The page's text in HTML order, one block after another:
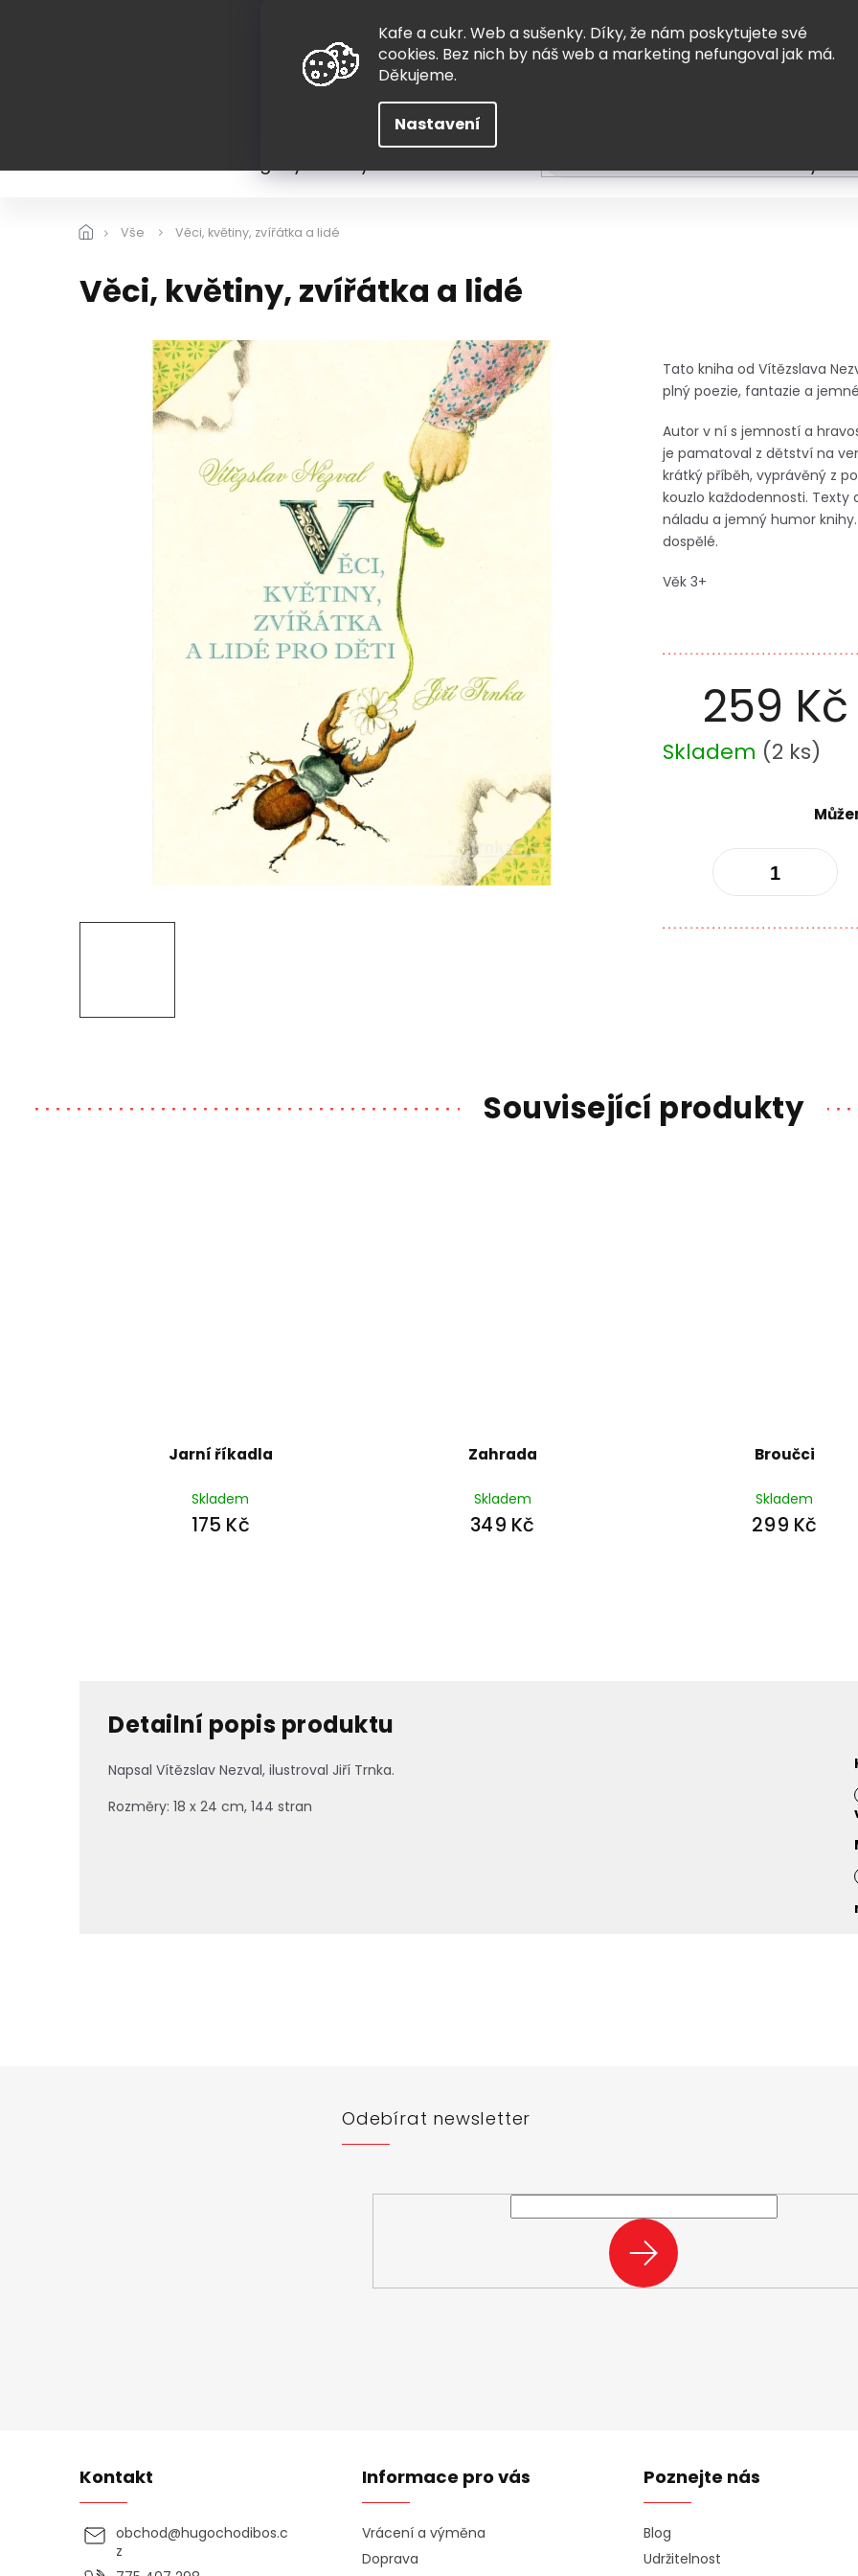
Kafe a cukr. Web a sušenky. Díky, že nám poskytujete své
cookies. Bez nich by náš web a marketing nefungoval jak má.
Děkujeme.
Nastavení
Vše Věci, květiny, zvířátka a lidé
Věci, květiny, zvířátka a lidé
259 Kč
Měrná
cena:
Skladem (2 ks)
Tato kniha od Vítězslava
plný poezie, fantazie a
Autor v ní s jemností a
je pamatoval z dětství na
krátký příběh, vyprávěný z
kouzlo každodennosti. Texty
náladu a jemný humor
dospělé.
Věk 3+
Související produkty
Jarní říkadla
Skladem
175 Kč
Zahrada
Skladem
349 Kč
Broučci
Skladem
299 Kč
Detailní popis produktu
Napsal Vítězslav Nezval, ilustroval Jiří Trnka.
Rozměry: 18 x 24 cm, 144 stran
Odebírat newsletter
PŘIHLÁSIT
SE
Kontakt
obchod@hugochodibos.c
z
Informace pro vás
Vrácení a výměna
Doprava
Poznejte nás
Blog
Udržitelnost